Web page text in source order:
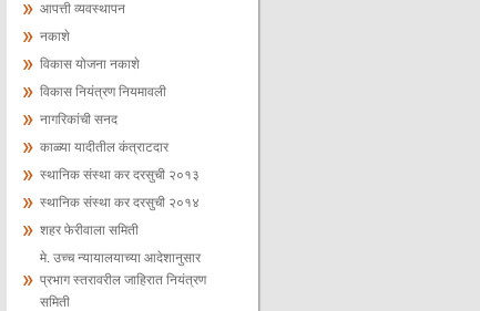
आपत्ती व्यवस्थापन
नकाशे
विकास योजना नकाशे
विकास नियंत्रण नियमावली
नागरिकांची सनद
काळ्या यादीतील कंत्राटदार
स्‍थानिक संस्‍था कर दरसुची २०१३
स्‍थानिक संस्‍था कर दरसुची २०१४
शहर फेरीवाला समिती
मे. उच्च न्यायालयाच्या आदेशानुसार
प्रभाग स्तरावरील जाहिरात नियंत्रण
समिती